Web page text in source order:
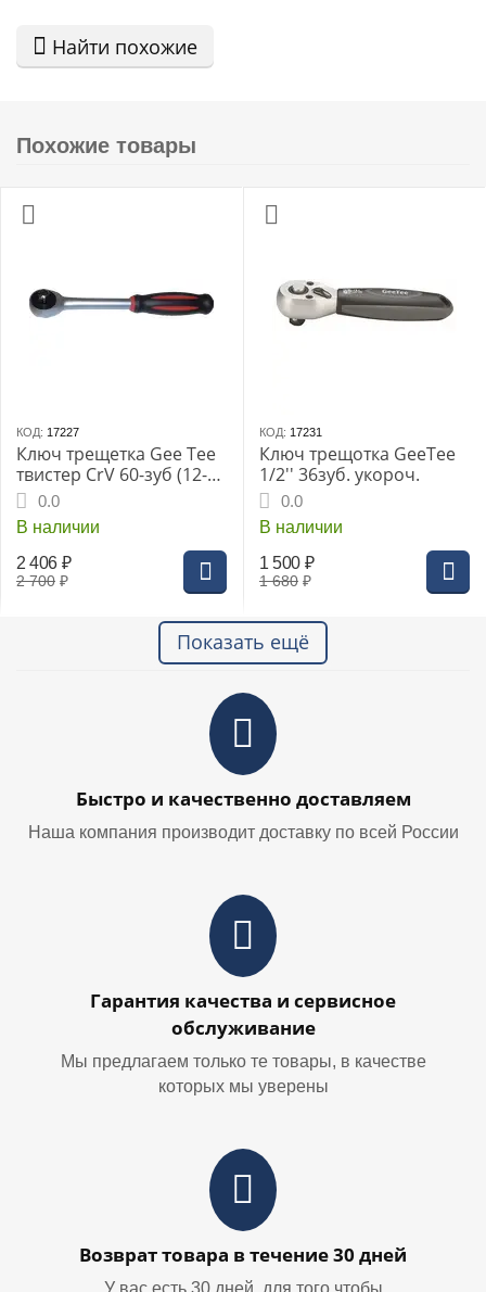
Найти похожие
Похожие товары
КОД: 17227
Ключ трещетка Gee Tee
твистер CrV 60-зуб (12-
6441-5)
0.0
В наличии
2 700 ₽
2 406 ₽
КОД: 17231
Ключ трещотка GeeTee
1/2'' 36зуб. укороч.
0.0
В наличии
1 680 ₽
1 500 ₽
Показать ещё
Быстро и качественно доставляем
Наша компания производит доставку по всей России
Гарантия качества и сервисное
обслуживание
Мы предлагаем только те товары, в качестве
которых мы уверены
Возврат товара в течение 30 дней
У вас есть 30 дней, для того чтобы